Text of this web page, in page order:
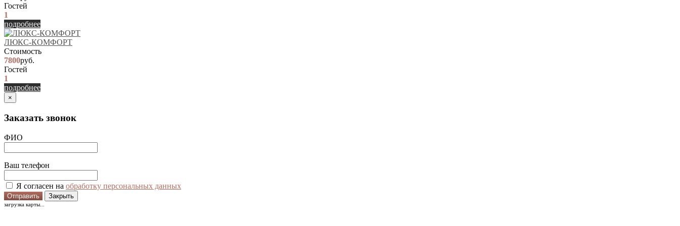
Гостей
1
подробнее
ЛЮКС-КОМФОРТ
Стоимость
7800руб.
Гостей
1
подробнее
×
Заказать звонок
ФИО
Ваш телефон
Я согласен на обработку персональных данных
Отправить Закрыть
загрузка карты...